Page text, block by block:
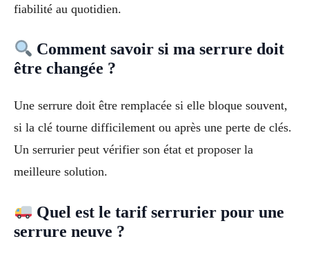
fiabilité au quotidien.
Comment savoir si ma serrure doit
être changée ?
Une serrure doit être remplacée si elle bloque souvent,
si la clé tourne difficilement ou après une perte de clés.
Un serrurier peut vérifier son état et proposer la
meilleure solution.
Quel est le tarif serrurier pour une
serrure neuve ?